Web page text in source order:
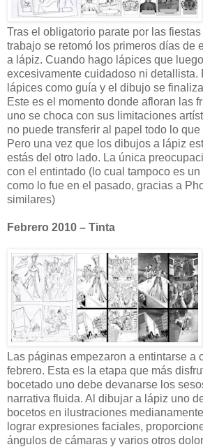
Tras el obligatorio parate por las fiestas
trabajo se retomó los primeros días de
a lápiz. Cuando hago lápices que
excesivamente cuidadoso ni detallista.
lápices como guía y el dibujo se
Este es el momento donde afloran las
uno se choca con sus limitaciones
no puede transferir al papel todo lo
Pero una vez que los dibujos a lápiz
estás del otro lado. La única
con el entintado (lo cual tampoco es
como lo fue en el pasado, gracias a
similares)
Febrero 2010 – Tinta
Las páginas empezaron a entintarse a
febrero. Esta es la etapa que más
bocetado uno debe devanarse los
narrativa fluida. Al dibujar a lápiz uno
bocetos en ilustraciones
lograr expresiones faciales,
ángulos de cámaras y varios otros